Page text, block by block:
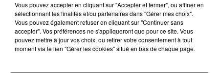
28 août 2024 - 4 min 25 sec
LES INFOS DU TARN DU 28/08/2024 À 18H00
Vous pouvez accepter en cliquant sur "Accepter et fermer", ou affiner en
sélectionnant les finalités et/ou partenaires dans "Gérer mes choix".
Vous pouvez également refuser en cliquant sur "Continuer sans
accepter". Vos préférences ne s'appliqueront que pour ce site. Vous
pouvez mettre à jour vos choix, ou retirer votre consentement à tout
moment via le lien "Gérer les cookies" situé en bas de chaque page.